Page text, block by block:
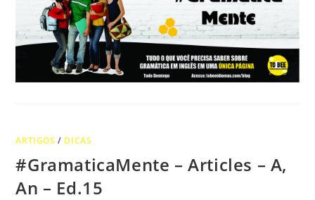
ARTIGOS / DICAS
#GramaticaMente – Articles – A,
An – Ed.15